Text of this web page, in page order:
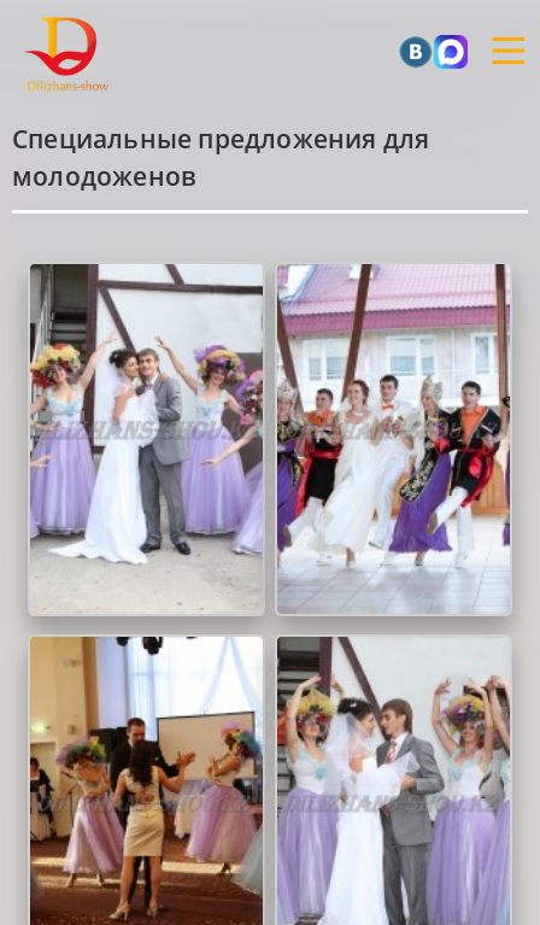
Специальные предложения для
молодоженов